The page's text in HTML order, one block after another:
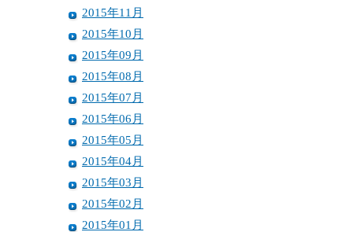
2015年11月
2015年10月
2015年09月
2015年08月
2015年07月
2015年06月
2015年05月
2015年04月
2015年03月
2015年02月
2015年01月